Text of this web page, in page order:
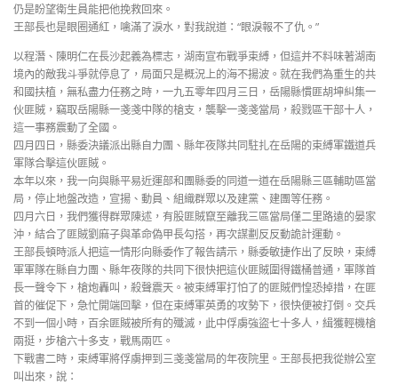
仍是盼望衛生員能把他挽救回來。
王部長也是眼圈通紅，噙滿了淚水，對我說道：“眼淚報不了仇。”
以程潛、陳明仁在長沙起義為標志，湖南宣布戰爭束縛，但這并不料味著湖南
境內的敵我斗爭就停息了，局面只是概況上的海不揚波。就在我們為重生的共
和國扶植，無私盡力任務之時，一九五零年四月三日，岳陽縣慣匪胡坤糾集一
伙匪賊，竊取岳陽縣一戔戔中隊的槍支，襲擊一戔戔當局，殺戮區干部十人，
這一事務震動了全國。
四月四日，縣委決議派出縣自力團、縣年夜隊共同駐扎在岳陽的束縛軍鐵道兵
軍隊合擊這伙匪賊。
本年以來，我一向與縣平易近運部和團縣委的同道一道在岳陽縣三區輔助區當
局，停止地盤改造，宣揚、動員、組織群眾以及建黨、建團等任務。
四月六日，我們獲得群眾陳述，有股匪賊竄至離我三區當局僅二里路遠的晏家
沖，結合了匪賊劉麻子與革命偽甲長勾搭，再次謀劃反反動詭計運動。
王部長頓時派人把這一情形向縣委作了報告請示，縣委敏捷作出了反映，束縛
軍軍隊在縣自力團、縣年夜隊的共同下很快把這伙匪賊圍得鐵桶普通，軍隊首
長一聲令下，槍炮轟叫，殺聲震天。被束縛軍打怕了的匪賊們惶恐掉措，在匪
首的催促下，急忙開端回擊，但在束縛軍英勇的攻勢下，很快便被打倒。交兵
不到一個小時，百余匪賊被所有的殲滅，此中俘虜強盜七十多人，緝獲輕機槍
兩挺，步槍六十多支，戰馬兩匹。
下戰書二時，束縛軍將俘虜押到三戔戔當局的年夜院里。王部長把我從辦公室
叫出來，說：